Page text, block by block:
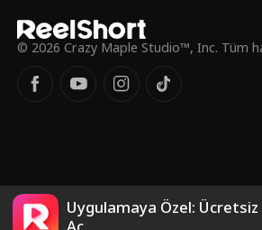
© 2026 Crazy Maple Studio™, Inc. Tüm
Uygulamaya Özel: Ücretsiz